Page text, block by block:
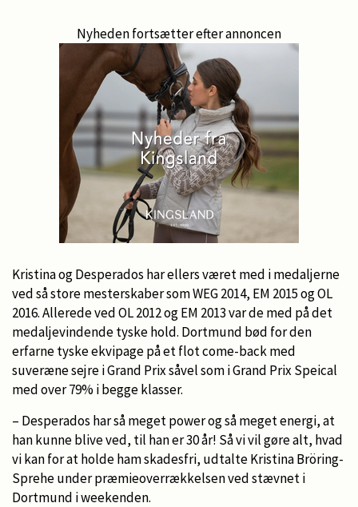
Nyheden fortsætter efter annoncen
Kristina og Desperados har ellers været med i medaljerne
ved så store mesterskaber som WEG 2014, EM 2015 og OL
2016. Allerede ved OL 2012 og EM 2013 var de med på det
medaljevindende tyske hold. Dortmund bød for den
erfarne tyske ekvipage på et flot come-back med
suveræne sejre i Grand Prix såvel som i Grand Prix Speical
med over 79% i begge klasser.
– Desperados har så meget power og så meget energi, at
han kunne blive ved, til han er 30 år! Så vi vil gøre alt, hvad
vi kan for at holde ham skadesfri, udtalte Kristina Bröring-
Sprehe under præmieoverrækkelsen ved stævnet i
Dortmund i weekenden.